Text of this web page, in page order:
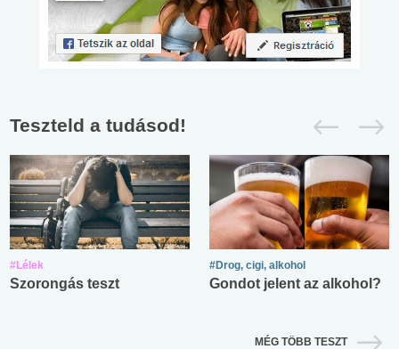
Teszteld a tudásod!
#Lélek
Szorongás teszt
#Drog, cigi, alkohol
Gondot jelent az alkohol?
MÉG TÖBB TESZT